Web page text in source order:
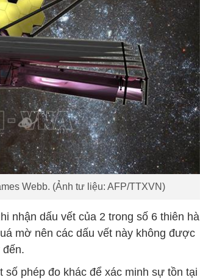
Webb. (Ảnh tư liệu: AFP/TTXVN)
nhận dấu vết của 2 trong số 6 thiên hà
mờ nên các dấu vết này không được
đến.
phép đo khác để xác minh sự tồn tại